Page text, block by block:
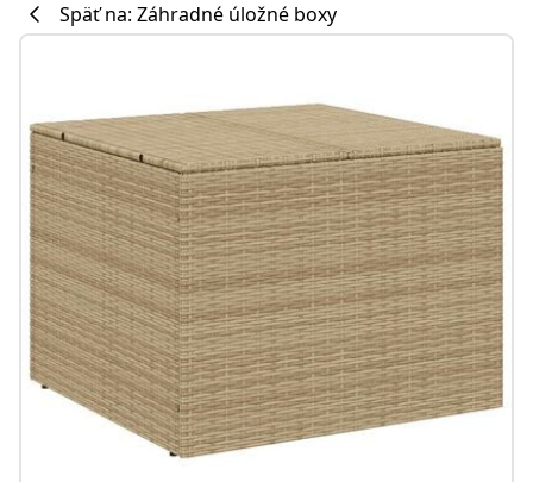
Späť na: Záhradné úložné boxy